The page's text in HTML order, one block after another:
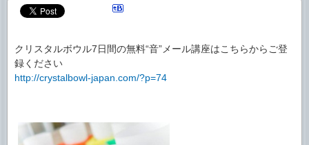
クリスタルボウル7日間の無料“音”メール講座はこちらからご登
録ください
http://crystalbowl-japan.com/?p=74